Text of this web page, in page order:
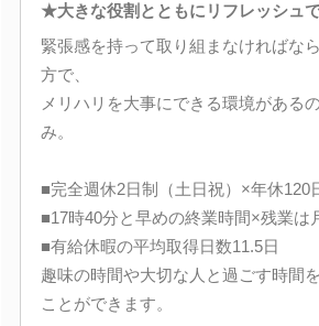
★大きな役割とともにリフレッシュ
緊張感を持って取り組まなければな
方で、
メリハリを大事にできる環境がある
み。
■完全週休2日制（土日祝）×年休120
■17時40分と早めの終業時間×残業は
■有給休暇の平均取得日数11.5日
趣味の時間や大切な人と過ごす時間
ことができます。